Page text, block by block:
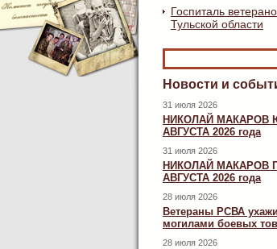
Госпиталь
Тульской области
Новости и
31 июля 2026
НИКОЛАЙ МАКАРОВ
АВГУСТА 2026 года
31 июля 2026
НИКОЛАЙ МАКАРОВ
АВГУСТА 2026 года
28 июля 2026
Ветераны РСВА
могилами боевых
28 июля 2026